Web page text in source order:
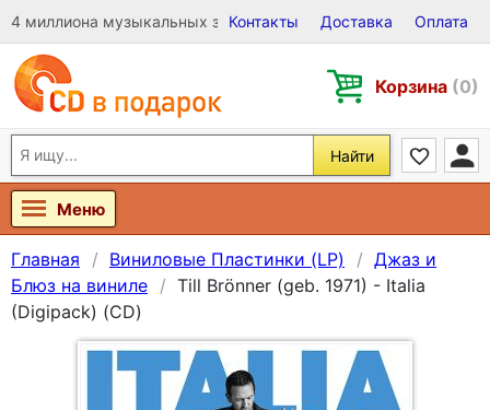
4 миллиона музыкальных записей на Виниле, CD и DVD
Контакты Доставка Оплата
Корзина (0)
Найти
Меню
Главная Виниловые Пластинки (LP)
Джаз и
Блюз на виниле
Till Brönner (geb. 1971) - Italia
(Digipack) (CD)